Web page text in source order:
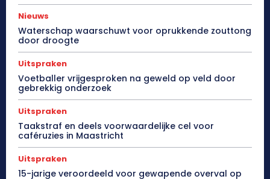
Nieuws
Waterschap waarschuwt voor oprukkende zouttong
door droogte
Uitspraken
Voetballer vrijgesproken na geweld op veld door
gebrekkig onderzoek
Uitspraken
Taakstraf en deels voorwaardelijke cel voor
caféruzies in Maastricht
Uitspraken
15-jarige veroordeeld voor gewapende overval op